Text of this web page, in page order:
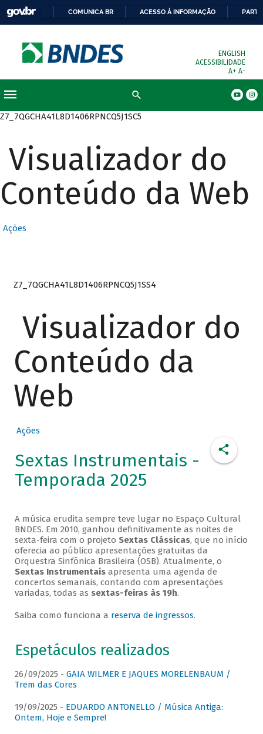
COMUNICA BR ACESSO À INFORMAÇÃO
ENGLISH
ACESSIBILIDADE
A+ A-
Z7_7QGCHA41L8D1406RPNCQ5J1SC5
Visualizador do
Conteúdo da Web
Ações
Z7_7QGCHA41L8D1406RPNCQ5J1SS4
Visualizador do
Conteúdo da
Web
Ações
Sextas Instrumentais -
Temporada 2025
A música erudita sempre teve lugar no Espaço Cultural
BNDES. Em 2010, ganhou definitivamente as noites de
sexta-feira com o projeto Sextas Clássicas, que no início
oferecia ao público apresentações gratuitas da
Orquestra Sinfônica Brasileira (OSB). Atualmente, o
Sextas Instrumentaisapresenta uma agenda de
concertos semanais, contando com apresentações
variadas, todas as sextas-feiras às 19h.
Saiba como funciona a reserva de ingressos.
Espetáculos realizados
26/09/2025 - GAIA WILMER E JAQUES MORELENBAUM /
Trem das Cores
19/09/2025 - EDUARDO ANTONELLO / Música Antiga:
Ontem, Hoje e Sempre!